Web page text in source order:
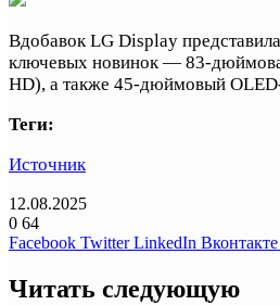
Вдобавок LG Display
ключевых новинок — 83-
HD), а также 45-дюймовый
Теги:
Источник
12.08.2025
0 64
Facebook Twitter LinkedIn Вконтакте
Читать следующую